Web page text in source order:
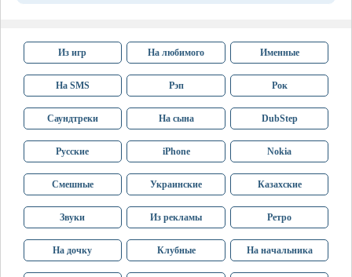
Из игр На любимого Именные
На SMS Рэп Рок
Саундтреки На сына DubStep
Русские iPhone Nokia
Смешные Украинские Казахские
Звуки Из рекламы Ретро
На дочку Клубные На начальника